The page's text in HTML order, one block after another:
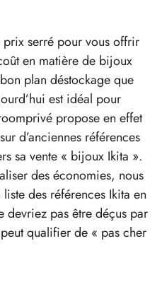
prix serré pour vous offrir
en matière de bijoux
plan déstockage que
est idéal pour
propose en effet
d’anciennes références
sa vente « bijoux Ikita ».
des économies, nous
des références Ikita en
devriez pas être déçus par
qualifier de « pas cher